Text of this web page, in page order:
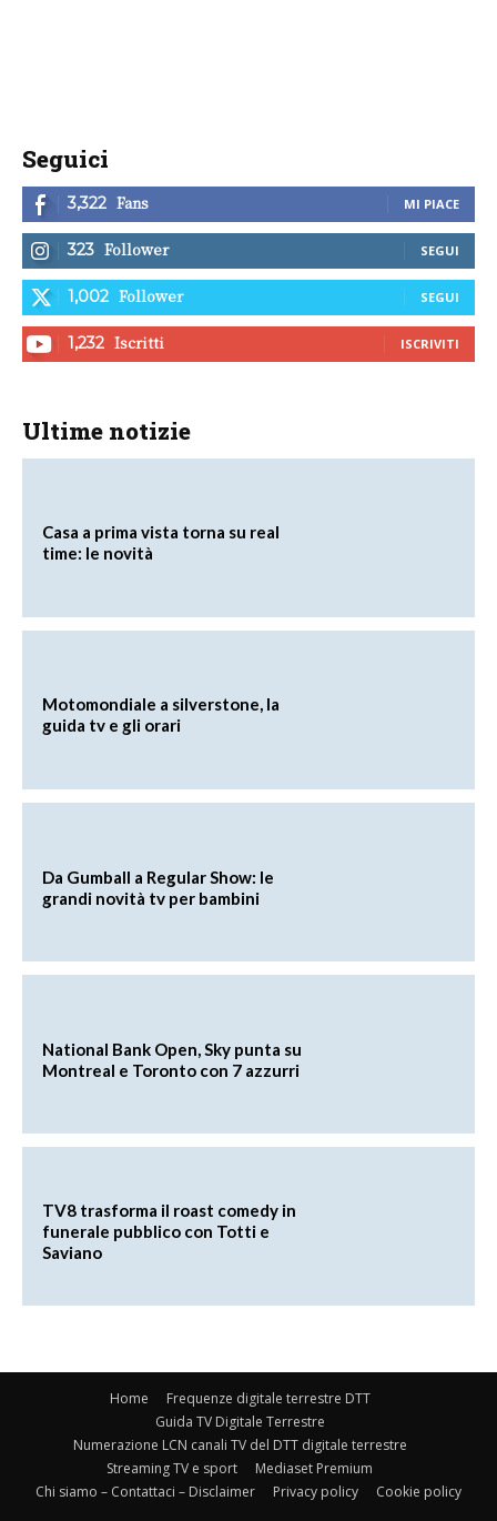
Seguici
3,322 Fans MI PIACE
323 Follower SEGUI
1,002 Follower SEGUI
1,232 Iscritti ISCRIVITI
Ultime notizie
Casa a prima vista torna su real
time: le novità
Motomondiale a silverstone, la
guida tv e gli orari
Da Gumball a Regular Show: le
grandi novità tv per bambini
National Bank Open, Sky punta su
Montreal e Toronto con 7 azzurri
TV8 trasforma il roast comedy in
funerale pubblico con Totti e
Saviano
Home
Frequenze digitale terrestre DTT
Guida TV Digitale Terrestre
Numerazione LCN canali TV del DTT digitale terrestre
Streaming TV e sport
Mediaset Premium
Chi siamo – Contattaci – Disclaimer
Privacy policy Cookie policy